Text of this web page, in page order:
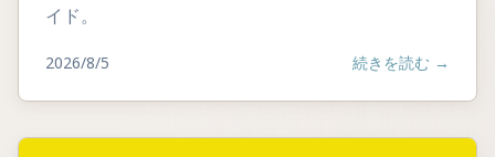
イド。
2026/8/5 続きを読む →